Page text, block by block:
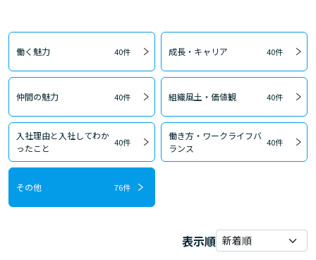
働く魅力 40件 成長・キャリア 40件
仲間の魅力 40件 組織風土・価値観 40件
入社理由と入社してわか
ったこと
40件
働き方・ワークライフバ
ランス
40件
その他 76件
表示順